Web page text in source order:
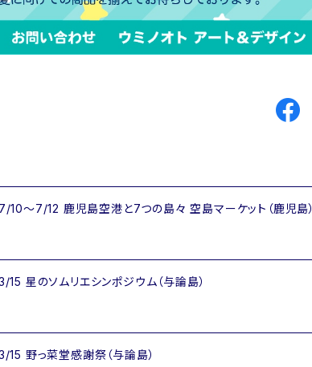
10〜7/12 鹿児島空港と7つの島々 空島マーケット（鹿児島）
15 星のソムリエシンポジウム（与論島）
15 野っ菜堂感謝祭（与論島）